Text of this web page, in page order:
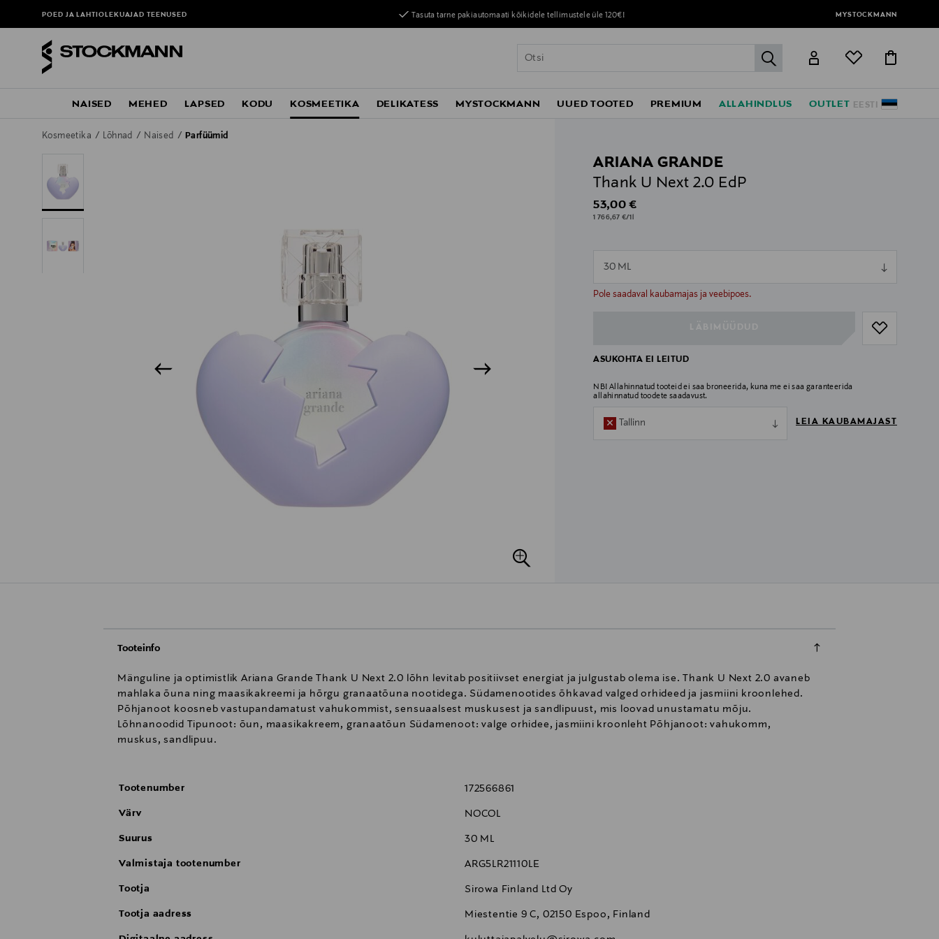
POED JA LAHTIOLEKUAJADTEENUSED Tasuta tarne pakiautomaati kõikidele tellimustele üle 120€! MYSTOCKMANN
label.header.go
EESTI
NAISED MEHED LAPSED KODU KOSMEETIKA DELIKATESS MYSTOCKMANN UUED TOOTED PREMIUM ALLAHINDLUS OUTLET
Kosmeetika Lõhnad Naised Parfüümid
ARIANA GRANDE
Thank U Next 2.0 EdP
Original Price
53,00 €
1 766,67 €/1l
30 ML
Pole saadaval kaubamajas ja veebipoes.
null
ASUKOHTA EI LEITUD
NB! Allahinnatud tooteid ei saa broneerida, kuna me ei saa garanteerida
allahinnatud toodete saadavust.
Tallinn LEIA KAUBAMAJAST
Tooteinfo
Mänguline ja optimistlik Ariana Grande Thank U Next 2.0 lõhn levitab positiivset energiat ja julgustab olema ise. Thank U Next 2.0 avaneb
mahlaka õuna ning maasikakreemi ja hõrgu granaatõuna nootidega. Südamenootides õhkavad valged orhideed ja jasmiini kroonlehed.
Põhjanoot koosneb vastupandamatust vahukommist, sensuaalsest muskusest ja sandlipuust, mis loovad unustamatu mõju.
Lõhnanoodid Tipunoot: õun, maasikakreem, granaatõun Südamenoot: valge orhidee, jasmiini kroonleht Põhjanoot: vahukomm,
muskus, sandlipuu.
Tootenumber 172566861
Värv NOCOL
Suurus 30 ML
Valmistaja tootenumber ARG5LR21110LE
Tootja Sirowa Finland Ltd Oy
Tootja aadress Miestentie 9 C, 02150 Espoo, Finland